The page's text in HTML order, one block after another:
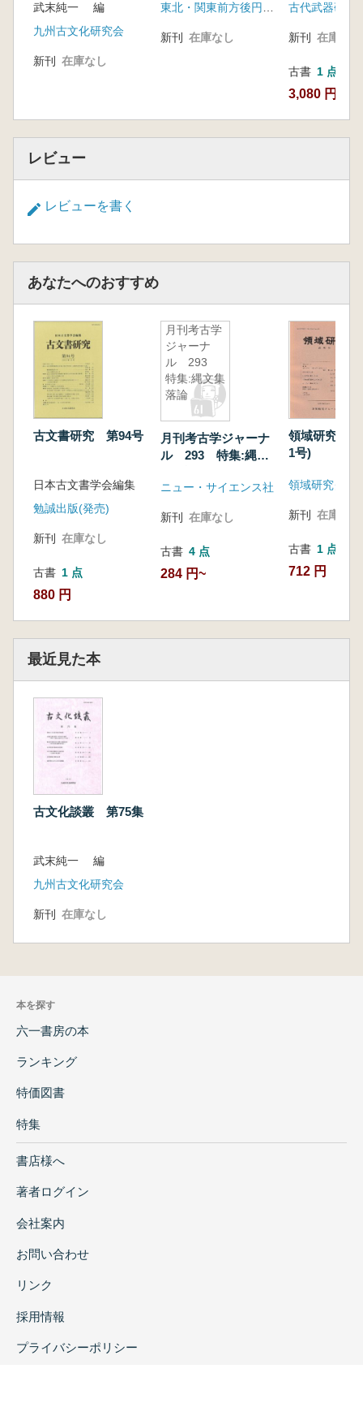
武末純一 編
九州古文化研究会
新刊 在庫なし
者
東北・関東前方後円墳研究会
新刊 在庫なし
古代武器研究
新刊 在庫なし
古書 1 点
3,080 円
レビュー
レビューを書く
あなたへのおすすめ
古文書研究 第94号
日本古文書学会編集
勉誠出版(発売)
新刊 在庫なし
古書 1 点
880 円
月刊考古学
ジャーナ
ル 293
特集:縄文集
落論
月刊考古学ジャーナ
ル 293 特集:縄文
ニュー・サイエンス社
新刊 在庫なし
古書 4 点
284 円~
領域研究 創
1号)
領域研究グル
新刊 在庫なし
古書 1 点
712 円
最近見た本
古文化談叢 第75集
武末純一 編
九州古文化研究会
新刊 在庫なし
本を探す
六一書房の本
ランキング
特価図書
特集
書店様へ
著者ログイン
会社案内
お問い合わせ
リンク
採用情報
プライバシーポリシー